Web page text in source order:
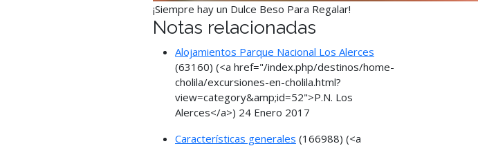
¡Siempre hay un Dulce Beso Para Regalar!
Notas relacionadas
Alojamientos Parque Nacional Los Alerces
(63160) (<a href="/index.php/destinos/home-
cholila/excursiones-en-cholila.html?
view=category&amp;id=52">P.N. Los
Alerces</a>) 24 Enero 2017
Características generales (166988) (<a